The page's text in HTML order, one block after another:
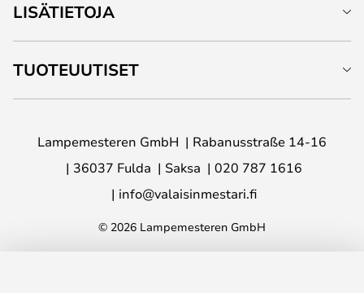
LISÄTIETOJA
TUOTEUUTISET
Lampemesteren GmbH
Rabanusstraße 14-16
36037 Fulda
Saksa
020 787 1616
info@valaisinmestari.fi
© 2026 Lampemesteren GmbH